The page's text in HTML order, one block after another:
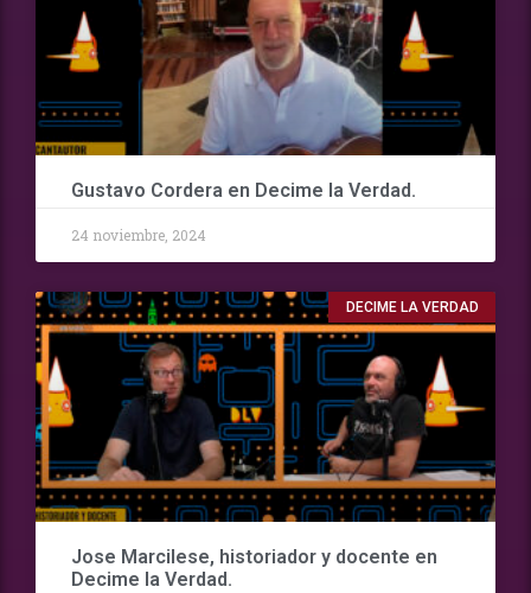
Gustavo Cordera en Decime la Verdad.
24 noviembre, 2024
DECIME LA VERDAD
Jose Marcilese, historiador y docente en
Decime la Verdad.